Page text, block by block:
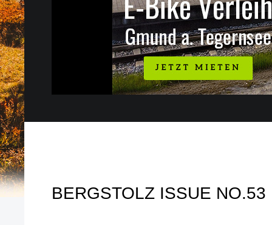
BERGSTOLZ ISSUE NO.53